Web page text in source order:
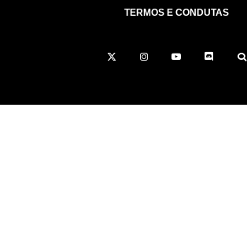
TERMOS E CONDUTAS